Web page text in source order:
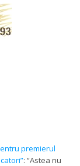
premierul
: “Astea nu